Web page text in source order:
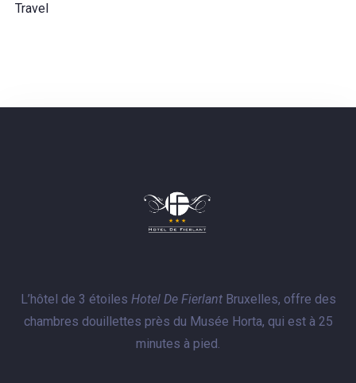
Travel
L’hôtel de 3 étoiles Hotel De FierlantBruxelles, offre des
chambres douillettes près du Musée Horta, qui est à 25
minutes à pied.